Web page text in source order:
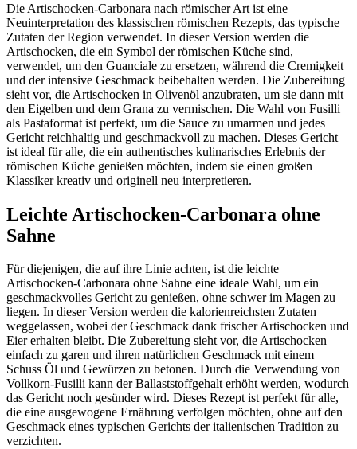
Die Artischocken-Carbonara nach römischer Art ist eine
Neuinterpretation des klassischen römischen Rezepts, das typische
Zutaten der Region verwendet. In dieser Version werden die
Artischocken, die ein Symbol der römischen Küche sind,
verwendet, um den Guanciale zu ersetzen, während die Cremigkeit
und der intensive Geschmack beibehalten werden. Die Zubereitung
sieht vor, die Artischocken in Olivenöl anzubraten, um sie dann mit
den Eigelben und dem Grana zu vermischen. Die Wahl von Fusilli
als Pastaformat ist perfekt, um die Sauce zu umarmen und jedes
Gericht reichhaltig und geschmackvoll zu machen. Dieses Gericht
ist ideal für alle, die ein authentisches kulinarisches Erlebnis der
römischen Küche genießen möchten, indem sie einen großen
Klassiker kreativ und originell neu interpretieren.
Leichte Artischocken-Carbonara ohne
Sahne
Für diejenigen, die auf ihre Linie achten, ist die leichte
Artischocken-Carbonara ohne Sahne eine ideale Wahl, um ein
geschmackvolles Gericht zu genießen, ohne schwer im Magen zu
liegen. In dieser Version werden die kalorienreichsten Zutaten
weggelassen, wobei der Geschmack dank frischer Artischocken und
Eier erhalten bleibt. Die Zubereitung sieht vor, die Artischocken
einfach zu garen und ihren natürlichen Geschmack mit einem
Schuss Öl und Gewürzen zu betonen. Durch die Verwendung von
Vollkorn-Fusilli kann der Ballaststoffgehalt erhöht werden, wodurch
das Gericht noch gesünder wird. Dieses Rezept ist perfekt für alle,
die eine ausgewogene Ernährung verfolgen möchten, ohne auf den
Geschmack eines typischen Gerichts der italienischen Tradition zu
verzichten.